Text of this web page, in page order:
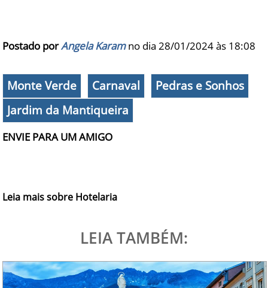
Postado porAngela Karamno dia 28/01/2024 às 18:08
Monte Verde Carnaval
Pedras e Sonhos
Jardim da Mantiqueira
ENVIE PARA UM AMIGO
Leia mais sobre Hotelaria
LEIA TAMBÉM: